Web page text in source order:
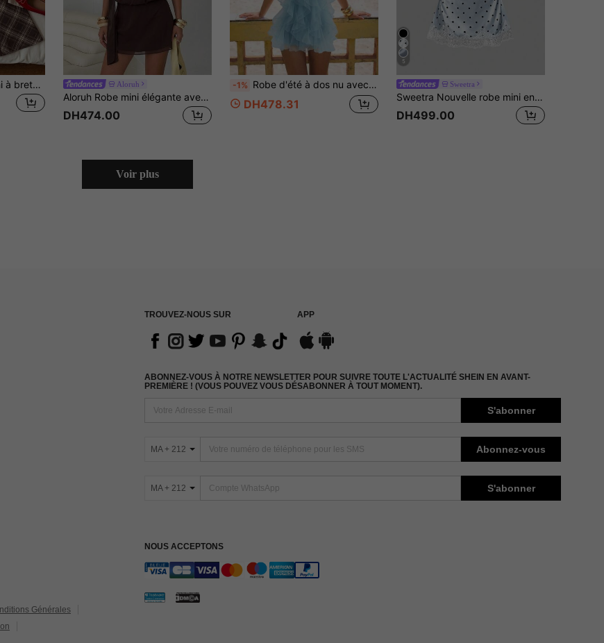
Comfortcana Robe mini à bretelles avec nœud devant à carreaux pour femmes Aloruh
Aloruh Robe mini élégante avec cravate au cou et à la taille pour femmes
DH474.00
-1% Robe d'été à dos nu avec volants décoratives, couleur unie. Robe plissée élégante, sexy, décontractée et mignonne en tissu froissé avec volants/volants dans le dos. Convient pour les rendez-vous, la plage, le jardin, la photographie, les fêtes pour célibataires, la rentrée des classes, les voyages, l'été
DH478.31
5
Sweetra
Sweetra Nouvelle robe mini en satin à pois pour le printemps/été, avec dentelle contrastée, couleur vive, convient pour les fêtes, tenue d'anniversaire
DH499.00
Voir plus
TROUVEZ-NOUS SUR APP
ABONNEZ-VOUS À NOTRE NEWSLETTER POUR SUIVRE TOUTE L'ACTUALITÉ SHEIN EN AVANT-
PREMIÈRE ! (VOUS POUVEZ VOUS DÉSABONNER À TOUT MOMENT).
S'abonner
MA + 212 Abonnez-vous
MA + 212 S'abonner
NOUS ACCEPTONS
Générales